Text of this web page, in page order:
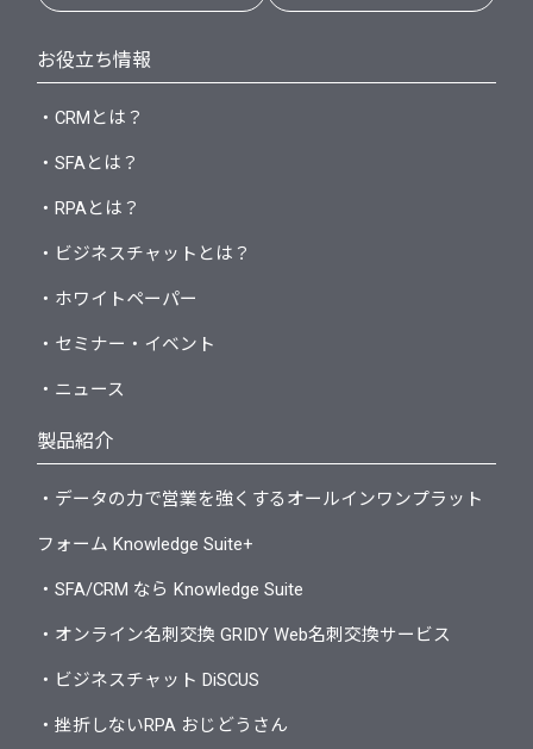
お役立ち情報
・CRMとは？
・SFAとは？
・RPAとは？
・ビジネスチャットとは？
・ホワイトペーパー
・セミナー・イベント
・ニュース
製品紹介
・データの力で営業を強くするオールインワンプラット
フォーム Knowledge Suite+
・SFA/CRM なら Knowledge Suite
・オンライン名刺交換 GRIDY Web名刺交換サービス
・ビジネスチャット DiSCUS
・挫折しないRPA おじどうさん